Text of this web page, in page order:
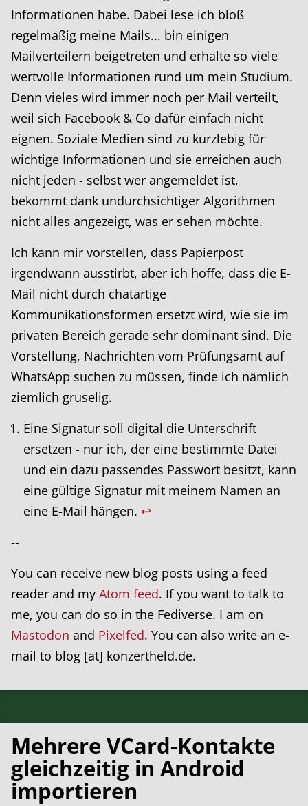
Informationen habe. Dabei lese ich bloß
regelmäßig meine Mails... bin einigen
Mailverteilern beigetreten und erhalte so viele
wertvolle Informationen rund um mein Studium.
Denn vieles wird immer noch per Mail verteilt,
weil sich Facebook & Co dafür einfach nicht
eignen. Soziale Medien sind zu kurzlebig für
wichtige Informationen und sie erreichen auch
nicht jeden - selbst wer angemeldet ist,
bekommt dank undurchsichtiger Algorithmen
nicht alles angezeigt, was er sehen möchte.
Ich kann mir vorstellen, dass Papierpost
irgendwann ausstirbt, aber ich hoffe, dass die E-
Mail nicht durch chatartige
Kommunikationsformen ersetzt wird, wie sie im
privaten Bereich gerade sehr dominant sind. Die
Vorstellung, Nachrichten vom Prüfungsamt auf
WhatsApp suchen zu müssen, finde ich nämlich
ziemlich gruselig.
Eine Signatur soll digital die Unterschrift
ersetzen - nur ich, der eine bestimmte Datei
und ein dazu passendes Passwort besitzt, kann
eine gültige Signatur mit meinem Namen an
eine E-Mail hängen. ↩
--
You can receive new blog posts using a feed
reader and my Atom feed. If you want to talk to
me, you can do so in the Fediverse. I am on
Mastodon and Pixelfed. You can also write an e-
mail to blog [at] konzertheld.de.
Mehrere VCard-Kontakte
gleichzeitig in Android
importieren